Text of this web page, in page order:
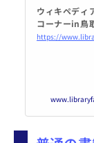
ウィキペディ
コーナーin鳥
館